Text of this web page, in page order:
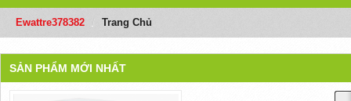
Ewattre378382 Trang Chủ
SẢN PHẨM MỚI NHẤT